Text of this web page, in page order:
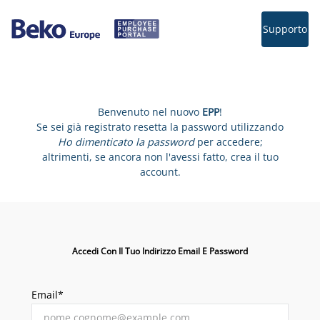
Supporto
Benvenuto nel nuovo EPP!
Se sei già registrato resetta la password utilizzando
Ho dimenticato la passwordper accedere;
altrimenti, se ancora non l'avessi fatto, crea il tuo
account.
Accedi Con Il Tuo Indirizzo Email E Password
Email*